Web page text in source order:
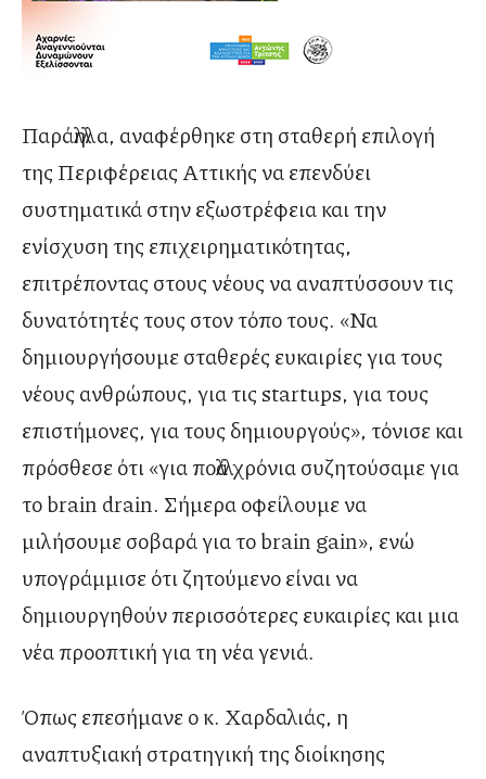
Παράλληλα, αναφέρθηκε στη σταθερή επιλογή
της Περιφέρειας Αττικής να επενδύει
συστηματικά στην εξωστρέφεια και την
ενίσχυση της επιχειρηματικότητας,
επιτρέποντας στους νέους να αναπτύσσουν τις
δυνατότητές τους στον τόπο τους. «Να
δημιουργήσουμε σταθερές ευκαιρίες για τους
νέους ανθρώπους, για τις startups, για τους
επιστήμονες, για τους δημιουργούς», τόνισε και
πρόσθεσε ότι «για πολλά χρόνια συζητούσαμε για
το brain drain. Σήμερα οφείλουμε να
μιλήσουμε σοβαρά για το brain gain», ενώ
υπογράμμισε ότι ζητούμενο είναι να
δημιουργηθούν περισσότερες ευκαιρίες και μια
νέα προοπτική για τη νέα γενιά.
Όπως επεσήμανε ο κ. Χαρδαλιάς, η
αναπτυξιακή στρατηγική της διοίκησης